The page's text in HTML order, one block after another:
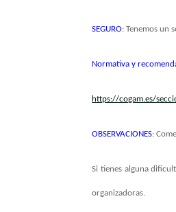
SEGURO: Tenemos un
Normativa y
https://cogam.es/
OBSERVACIONES:
Si tienes alguna
organizadoras.